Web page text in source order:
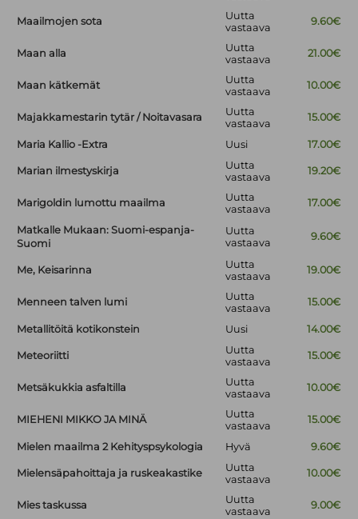
Maailmojen sota
Uutta
vastaava
9.60€
Maan alla
Uutta
vastaava
21.00€
Maan kätkemät
Uutta
vastaava
10.00€
Majakkamestarin tytär / Noitavasara
Uutta
vastaava
15.00€
Maria Kallio -Extra Uusi 17.00€
Marian ilmestyskirja
Uutta
vastaava
19.20€
Marigoldin lumottu maailma
Uutta
vastaava
17.00€
Matkalle Mukaan: Suomi-espanja-
Suomi
Uutta
vastaava
9.60€
Me, Keisarinna
Uutta
vastaava
19.00€
Menneen talven lumi
Uutta
vastaava
15.00€
Metallitöitä kotikonstein Uusi 14.00€
Meteoriitti
Uutta
vastaava
15.00€
Metsäkukkia asfaltilla
Uutta
vastaava
10.00€
MIEHENI MIKKO JA MINÄ
Uutta
vastaava
15.00€
Mielen maailma 2 Kehityspsykologia Hyvä 9.60€
Mielensäpahoittaja ja ruskeakastike
Uutta
vastaava
10.00€
Mies taskussa
Uutta
vastaava
9.00€